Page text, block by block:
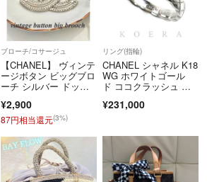
ブローチ/コサージュ
【CHANEL】 ヴィンテ
ージボタン ビッグブロ
ーチ シルバー ドッド
¥2,900
87円相当還元(3%)
リング(指輪)
CHANEL シャネル K18
WG ホワイトゴール
ド ココクラッシュ リ
号 50 3.7g レディース
¥231,000